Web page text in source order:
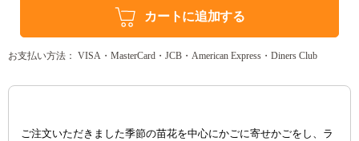
カートに追加する
お支払い方法： VISA・MasterCard・JCB・American Express・Diners Club
ご注文いただきました季節の苗花を中心にかごに寄せかごをし、ラ